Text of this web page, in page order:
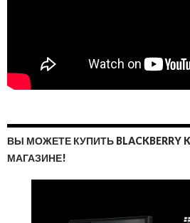
ВЫ МОЖЕТЕ КУПИТЬ BLACKBERRY
МАГАЗИНЕ!